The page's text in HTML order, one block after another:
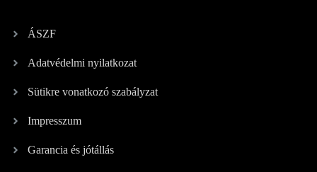
ÁSZF
Adatvédelmi nyilatkozat
Sütikre vonatkozó szabályzat
Impresszum
Garancia és jótállás